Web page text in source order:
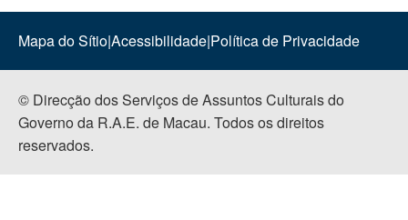
Mapa do Sítio|Acessibilidade|Política de Privacidade
© Direcção dos Serviços de Assuntos Culturais do
Governo da R.A.E. de Macau. Todos os direitos
reservados.